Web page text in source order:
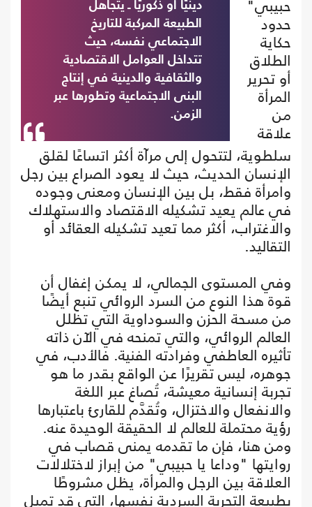
دينيًا أو ذكوريًا ـ يتجاهل
الطبيعة المركبة للتاريخ
الاجتماعي نفسه، حيث
تتداخل العوامل الاقتصادية
والثقافية والدينية في إنتاج
البنى الاجتماعية وتطورها عبر
الزمن.
حبيبي"
حدود
حكاية
الطلاق
أو تحرير
المرأة
من
علاقة
سلطوية، لتتحول إلى مرآة أكثر اتساعًا لقلق
الإنسان الحديث، حيث لا يعود الصراع بين رجل
وامرأة فقط، بل بين الإنسان ومعنى وجوده
في عالم يعيد تشكيله الاقتصاد والاستهلاك
والاغتراب، أكثر مما تعيد تشكيله العقائد أو
التقاليد.
وفي المستوى الجمالي، لا يمكن إغفال أن
قوة هذا النوع من السرد الروائي تنبع أيضًا
من مسحة الحزن والسوداوية التي تظلل
العالم الروائي، والتي تمنحه في الآن ذاته
تأثيره العاطفي وفرادته الفنية. فالأدب، في
جوهره، ليس تقريرًا عن الواقع بقدر ما هو
تجربة إنسانية معيشة، تُصاغ عبر اللغة
والانفعال والاختزال، وتُقدَّم للقارئ باعتبارها
رؤية محتملة للعالم لا الحقيقة الوحيدة عنه.
ومن هنا، فإن ما تقدمه يمنى قصاب في
روايتها "وداعا يا حبيبي" من إبراز لاختلالات
العلاقة بين الرجل والمرأة، يظل مشروطًا
بطبيعة التجربة السردية نفسها، التي قد تميل